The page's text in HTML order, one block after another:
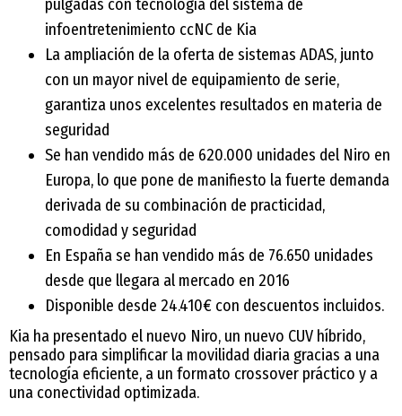
pulgadas con tecnología del sistema de
infoentretenimiento ccNC de Kia
La ampliación de la oferta de sistemas ADAS, junto
con un mayor nivel de equipamiento de serie,
garantiza unos excelentes resultados en materia de
seguridad
Se han vendido más de 620.000 unidades del Niro en
Europa, lo que pone de manifiesto la fuerte demanda
derivada de su combinación de practicidad,
comodidad y seguridad
En España se han vendido más de 76.650 unidades
desde que llegara al mercado en 2016
Disponible desde 24.410€ con descuentos incluidos.
Kia ha presentado el nuevo Niro, un nuevo CUV híbrido,
pensado para simplificar la movilidad diaria gracias a una
tecnología eficiente, a un formato crossover práctico y a
una conectividad optimizada.